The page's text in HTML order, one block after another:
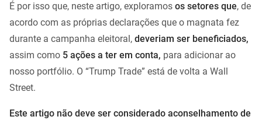
É por isso que, neste artigo, exploramos os setores que, de
acordo com as próprias declarações que o magnata fez
durante a campanha eleitoral, deveriam ser beneficiados,
assim como 5 ações a ter em conta, para adicionar ao
nosso portfólio. O “Trump Trade” está de volta a Wall
Street.
Este artigo não deve ser considerado aconselhamento de